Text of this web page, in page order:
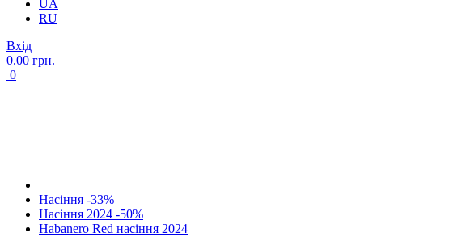
UA
RU
Вхід
0.00 грн.
0
Насіння -33%
Насіння 2024 -50%
Habanero Red насіння 2024